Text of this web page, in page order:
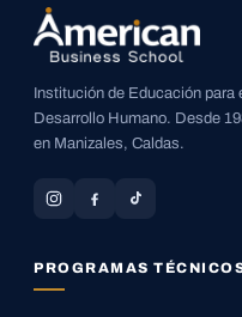
Institución de Educación para
Desarrollo Humano. Desde
en Manizales, Caldas.
PROGRAMAS